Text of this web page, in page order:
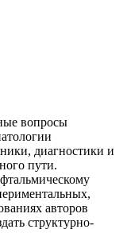
вопросы
диагностики и
пути.
авторов
структурно-